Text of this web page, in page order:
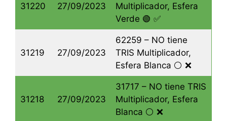
31220 27/09/2023
Multiplicador, Esfera
Verde 🟢 ✅
31219 27/09/2023
62259 – NO tiene
TRIS Multiplicador,
Esfera Blanca ⚪️ ❌
31218 27/09/2023
31717 – NO tiene TRIS
Multiplicador, Esfera
Blanca ⚪️ ❌